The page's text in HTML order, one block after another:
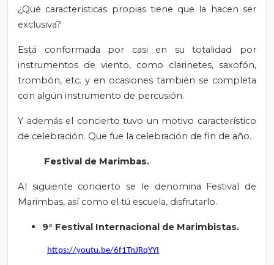
¿Qué características propias tiene que la hacen ser
exclusiva?
Está conformada por casi en su totalidad por
instrumentos de viento, como clarinetes, saxofón,
trombón, etc. y en ocasiones también se completa
con algún instrumento de percusión.
Y además el concierto tuvo un motivo característico
de celebración. Que fue la celebración de fin de año.
Festival de Marimbas.
Al siguiente concierto se le denomina Festival de
Marimbas, así como el tú escuela, disfrutarlo.
9° Festival Internacional de Marimbistas.
https://youtu.be/6f1TnJRqYYI